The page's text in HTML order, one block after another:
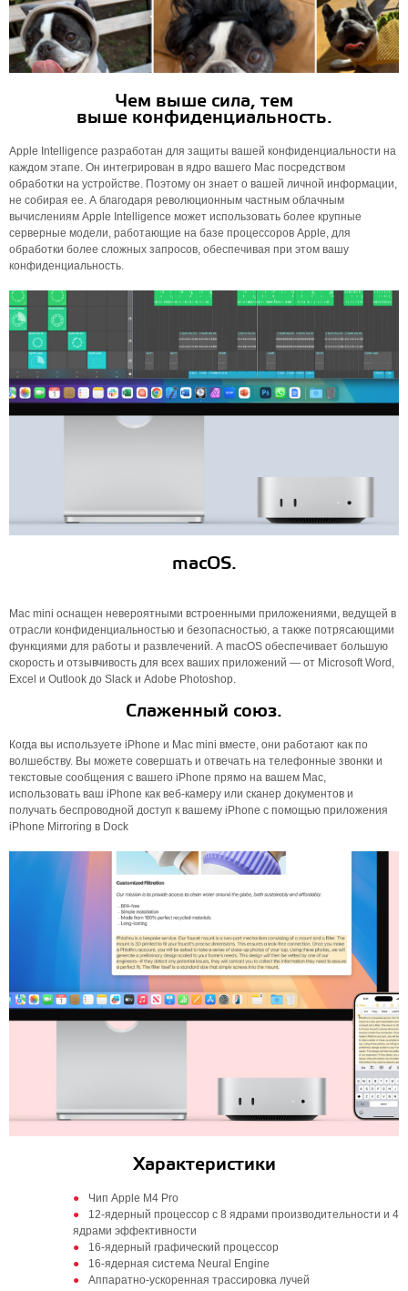
Чем выше сила, тем
выше конфиденциальность.
Apple Intelligence разработан для защиты вашей конфиденциальности на
каждом этапе. Он интегрирован в ядро ​​вашего Mac посредством
обработки на устройстве. Поэтому он знает о вашей личной информации,
не собирая ее. А благодаря революционным частным облачным
вычислениям Apple Intelligence может использовать более крупные
серверные модели, работающие на базе процессоров Apple, для
обработки более сложных запросов, обеспечивая при этом вашу
конфиденциальность.
macOS.
Mac mini оснащен невероятными встроенными приложениями, ведущей в
отрасли конфиденциальностью и безопасностью, а также потрясающими
функциями для работы и развлечений. А macOS обеспечивает большую
скорость и отзывчивость для всех ваших приложений — от Microsoft Word,
Excel и Outlook до Slack и Adobe Photoshop.
Слаженный союз.
Когда вы используете iPhone и Mac mini вместе, они работают как по
волшебству. Вы можете совершать и отвечать на телефонные звонки и
текстовые сообщения с вашего iPhone прямо на вашем Mac,
использовать ваш iPhone как веб-камеру или сканер документов и
получать беспроводной доступ к вашему iPhone с помощью приложения
iPhone Mirroring в Dock
Характеристики
Чип Apple M4 Pro
12-ядерный процессор с 8 ядрами производительности и 4
ядрами эффективности
16-ядерный графический процессор
16‑ядерная система Neural Engine
Аппаратно-ускоренная трассировка лучей